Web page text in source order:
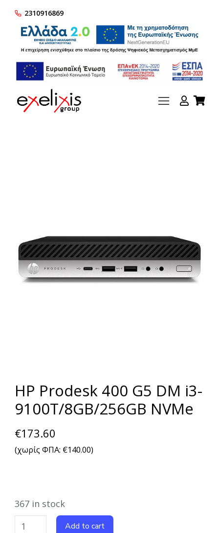
2310916869
HP Prodesk 400 G5 DM i3-
9100T/8GB/256GB NVMe
€173.60
(χωρίς ΦΠΑ: €140.00)
367 in stock
Add to cart